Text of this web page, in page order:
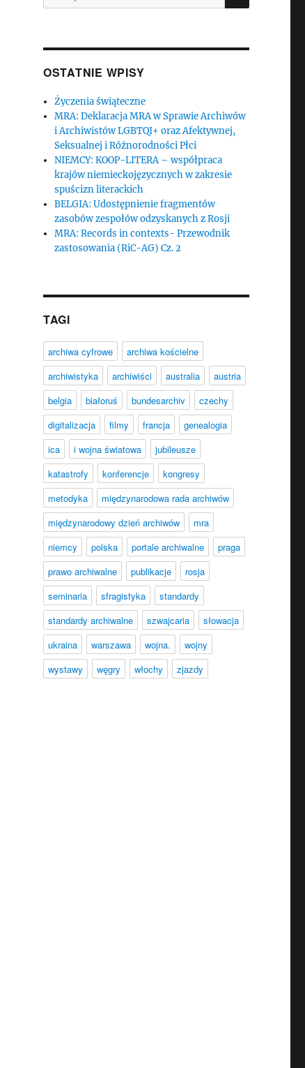
OSTATNIE WPISY
Życzenia świąteczne
MRA: Deklaracja MRA w Sprawie Archiwów
i Archiwistów LGBTQI+ oraz Afektywnej,
Seksualnej i Różnorodności Płci
NIEMCY: KOOP-LITERA – współpraca
krajów niemieckojęzycznych w zakresie
spuścizn literackich
BELGIA: Udostępnienie fragmentów
zasobów zespołów odzyskanych z Rosji
MRA: Records in contexts- Przewodnik
zastosowania (RiC-AG) Cz. 2
TAGI
archiwa cyfrowe
archiwa kościelne
archiwistyka
archiwiści australia
austria
belgia
białoruś bundesarchiv
czechy
digitalizacja
filmy francja
genealogia
ica
i wojna światowa
jubileusze
katastrofy
konferencje
kongresy
metodyka
międzynarodowa rada archiwów
międzynarodowy dzień archiwów
mra
niemcy
polska portale archiwalne
praga
prawo archiwalne
publikacje
rosja
seminaria
sfragistyka
standardy
standardy archiwalne
szwajcaria
słowacja
ukraina
warszawa wojna.
wojny
wystawy
węgry włochy zjazdy